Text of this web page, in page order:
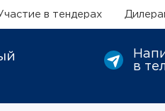
в тендерах
в